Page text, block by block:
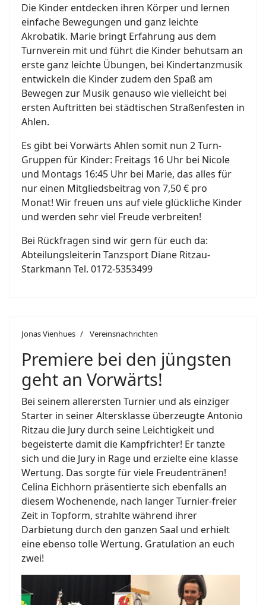
Die Kinder entdecken ihren Körper und lernen
einfache Bewegungen und ganz leichte
Akrobatik. Marie bringt Erfahrung aus dem
Turnverein mit und führt die Kinder behutsam an
erste ganz leichte Übungen, bei Kindertanzmusik
entwickeln die Kinder zudem den Spaß am
Bewegen zur Musik genauso wie vielleicht bei
ersten Auftritten bei städtischen Straßenfesten in
Ahlen.
Es gibt bei Vorwärts Ahlen somit nun 2 Turn-
Gruppen für Kinder: Freitags 16 Uhr bei Nicole
und Montags 16:45 Uhr bei Marie, das alles für
nur einen Mitgliedsbeitrag von 7,50 € pro
Monat! Wir freuen uns auf viele glückliche Kinder
und werden sehr viel Freude verbreiten!
Bei Rückfragen sind wir gern für euch da:
Abteilungsleiterin Tanzsport Diane Ritzau-
Starkmann Tel. 0172-5353499
Jonas Vienhues Vereinsnachrichten
Premiere bei den jüngsten
geht an Vorwärts!
Bei seinem allerersten Turnier und als einziger
Starter in seiner Altersklasse überzeugte Antonio
Ritzau die Jury durch seine Leichtigkeit und
begeisterte damit die Kampfrichter! Er tanzte
sich und die Jury in Rage und erzielte eine klasse
Wertung. Das sorgte für viele Freudentränen!
Celina Eichhorn präsentierte sich ebenfalls an
diesem Wochenende, nach langer Turnier-freier
Zeit in Topform, strahlte während ihrer
Darbietung durch den ganzen Saal und erhielt
eine ebenso tolle Wertung. Gratulation an euch
zwei!